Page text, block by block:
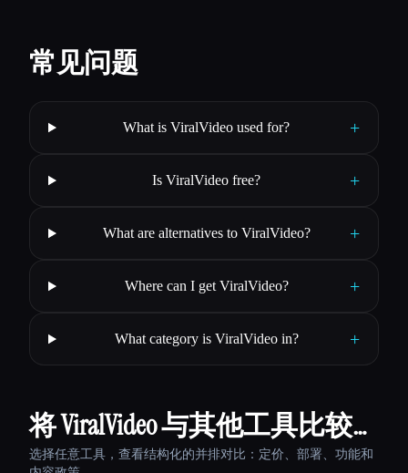
常见问题
What is ViralVideo used for? +
Is ViralVideo free? +
What are alternatives to ViralVideo? +
Where can I get ViralVideo? +
What category is ViralVideo in? +
将 ViralVideo 与其他工具比较…
选择任意工具，查看结构化的并排对比：定价、部署、功能和